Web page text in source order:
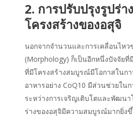
2. การปรับปรุงรูปร่า
โครงสร้างของอสุจิ
นอกจากจำนวนและการเคลื่อนไหว
(Morphology) ก็เป็นอีกหนึ่งปัจจัย
ที่มีโครงสร้างสมบูรณ์มีโอกาสในก
อาหารอย่าง CoQ10 มีส่วนช่วยใน
ระหว่างการเจริญเติบโตและพัฒนา
ร่างของอสุจิมีความสมบูรณ์มากยิ่ง